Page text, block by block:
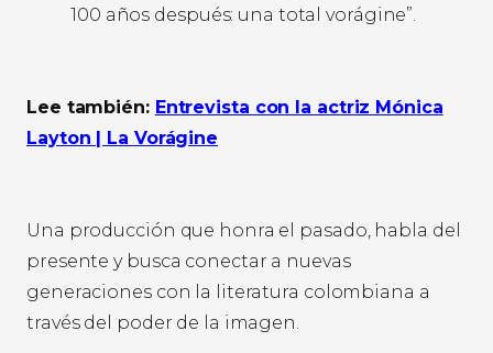
100 años después: una total vorágine”.
Lee también: Entrevista con la actriz Mónica
Layton | La Vorágine
Una producción que honra el pasado, habla del
presente y busca conectar a nuevas
generaciones con la literatura colombiana a
través del poder de la imagen.